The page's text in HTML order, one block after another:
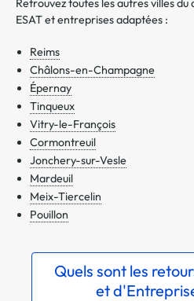
Retrouvez toutes les autres villes
ESAT et entreprises adaptées :
Reims
Châlons-en-Champagne
Épernay
Tinqueux
Vitry-le-François
Cormontreuil
Jonchery-sur-Vesle
Mardeuil
Meix-Tiercelin
Pouillon
Quels sont les
et